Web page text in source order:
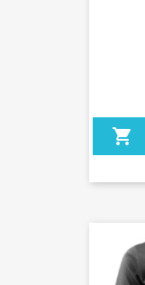
shopping_cart